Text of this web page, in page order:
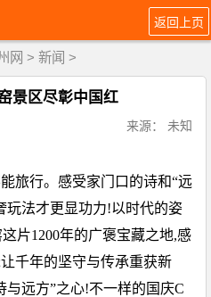
返回上页
网 > 新闻 >
景区尽彰中国红
来源： 未知
旅行。感受家门口的诗和“远
玩法才更显功力!以时代的姿
片1200年的广褒宝藏之地,感
千年的坚守与传承重获新
与远方”之心!不一样的国庆C